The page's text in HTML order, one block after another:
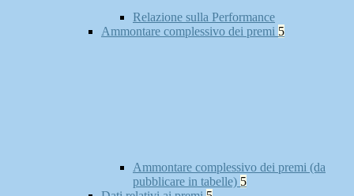
Relazione sulla Performance
Ammontare complessivo dei premi 5
Ammontare complessivo dei premi (da
pubblicare in tabelle) 5